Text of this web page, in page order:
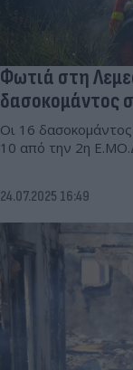
Φωτιά στη
δασοκομάντος
Οι 16
10 από την 2η
24.07.2025 16:49